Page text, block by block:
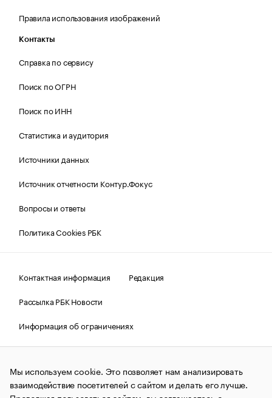
Правила использования изображений
Контакты
Справка по сервису
Поиск по ОГРН
Поиск по ИНН
Статистика и аудитория
Источники данных
Источник отчетности Контур.Фокус
Вопросы и ответы
Политика Cookies РБК
Контактная информация
Редакция
Рассылка РБК Новости
Информация об ограничениях
Правовая информация
О соблюдении авторских прав
© АО «РОСБИЗНЕСКОНСАЛТИНГ»,1995–2026.Сообщения
и материалы информационного агентства «РБК»
(зарегистрировано Федеральной службой по надзору в сфере
Мы используем cookie. Это позволяет нам анализировать
взаимодействие посетителей с сайтом и делать его лучше.